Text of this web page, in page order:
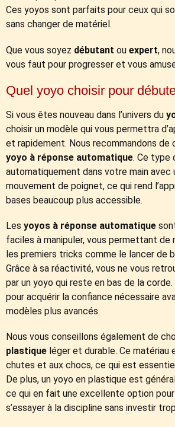
Ces yoyos sont parfaits pour ceux qui
sans changer de matériel.
Que vous soyez débutant ou expert,
vous faut pour progresser et vous
Quel yoyo choisir pour
Si vous êtes nouveau dans l’univers du
choisir un modèle qui vous permettra
et rapidement. Nous recommandons de
yoyo à réponse automatique. Ce type
automatiquement dans votre main avec
mouvement de poignet, ce qui rend
bases beaucoup plus accessible.
Les yoyos à réponse automatique
faciles à manipuler, vous permettant de
les premiers tricks comme le lancer de
Grâce à sa réactivité, vous ne vous
par un yoyo qui reste en bas de la corde.
pour acquérir la confiance nécessaire
modèles plus avancés.
Nous vous conseillons également de
plastique léger et durable. Ce
chutes et aux chocs, ce qui est
De plus, un yoyo en plastique est
ce qui en fait une excellente option
s’essayer à la discipline sans investir